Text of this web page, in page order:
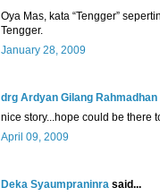
Oya Mas, kata “Tengger”
Tengger.
January 28, 2009
drg Ardyan Gilang Rahmadhan
nice story...hope could be there
April 09, 2009
Deka Syaumpraninra said...